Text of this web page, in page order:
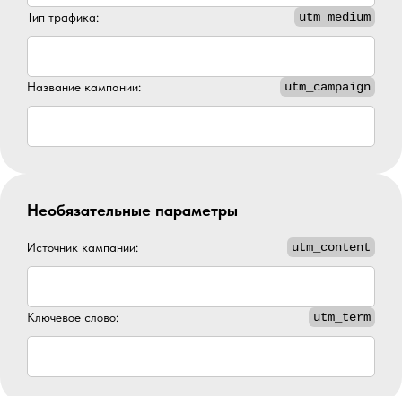
Тип трафика: utm_medium
Название кампании: utm_campaign
Необязательные параметры
Источник кампании: utm_content
Ключевое слово: utm_term